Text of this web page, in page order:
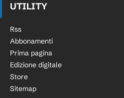
UTILITY
Rss
Abbonamenti
Prima pagina
Edizione digitale
Store
Sitemap